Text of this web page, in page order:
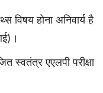
होना अनिवार्य है
स्वतंत्र एएलपी परीक्षा